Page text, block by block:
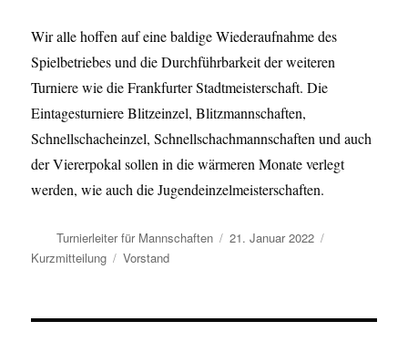
Wir alle hoffen auf eine baldige Wiederaufnahme des
Spielbetriebes und die Durchführbarkeit der weiteren
Turniere wie die Frankfurter Stadtmeisterschaft. Die
Eintagesturniere Blitzeinzel, Blitzmannschaften,
Schnellschacheinzel, Schnellschachmannschaften und auch
der Viererpokal sollen in die wärmeren Monate verlegt
werden, wie auch die Jugendeinzelmeisterschaften.
Autor
Turnierleiter für Mannschaften
Veröffentlicht
21. Januar 2022
Kurzmitteilung
Kategorien
Vorstand